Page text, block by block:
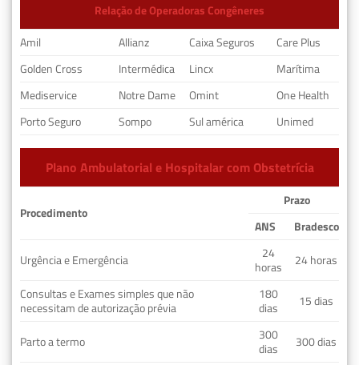
Relação de Operadoras Congêneres
Amil
Allianz Caixa Seguros
Care Plus
Golden Cross
Intermédica Lincx
Marítima
Mediservice
Notre Dame Omint
One Health
Porto Seguro
Sompo Sul américa Unimed
Plano Ambulatorial e Hospitalar com Obstetrícia
Procedimento
Prazo
ANS
Bradesco
Urgência e Emergência
24
horas
24 horas
Consultas e Exames simples que não
necessitam de autorização prévia
180
dias
15 dias
Parto a termo
300
dias
300 dias